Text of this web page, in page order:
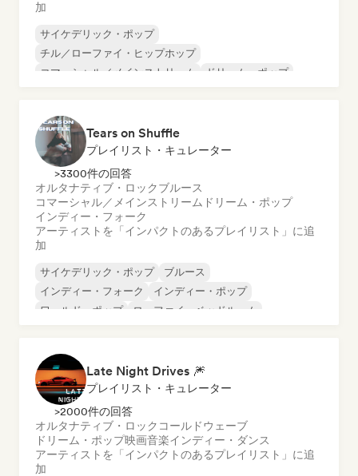
加
サイケデリック・ポップ
チル／ローファイ・ヒップホップ
コマーシャル／メインストリーム
ドリーム・ポップ
Tears on Shuffle
プレイリスト・キュレーター
>3300件の回答
オルタナティブ・ロックブルース
コマーシャル／メインストリーム ドリーム・ポップ
インディー・フォーク
アーティストを「インパクトのあるプレイリスト」に追
加
サイケデリック・ポップ
ブルース
インディー・フォーク
インディー・ポップ
ワールド・ポップ
ローファイ・ベッドルーム
Late Night Drives 🎆
プレイリスト・キュレーター
>2000件の回答
オルタナティブ・ロック コールドウェーブ
ドリーム・ポップ映画音楽インディー・ダンス
アーティストを「インパクトのあるプレイリスト」に追
加